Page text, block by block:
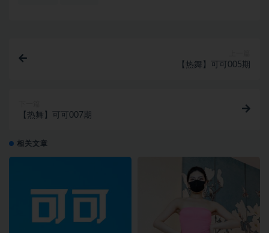
【热舞】可可005期
【热舞】可可007期
相关文章